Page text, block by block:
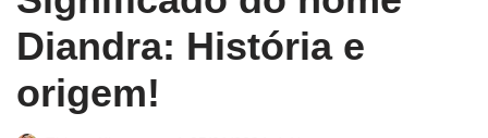
Diandra: História e
origem!